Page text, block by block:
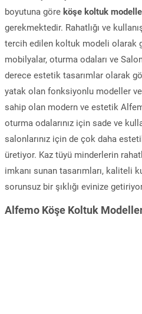
boyutuna göre köşe koltuk
gerekmektedir. Rahatlığı ve
tercih edilen koltuk modeli olarak
mobilyalar, oturma odaları ve
derece estetik tasarımlar olarak
yatak olan fonksiyonlu modeller
sahip olan modern ve estetik
oturma odalarınız için sade ve
salonlarınız için de çok daha
üretiyor. Kaz tüyü minderlerin
imkanı sunan tasarımları, kaliteli
sorunsuz bir şıklığı evinize
Alfemo Köşe Koltuk